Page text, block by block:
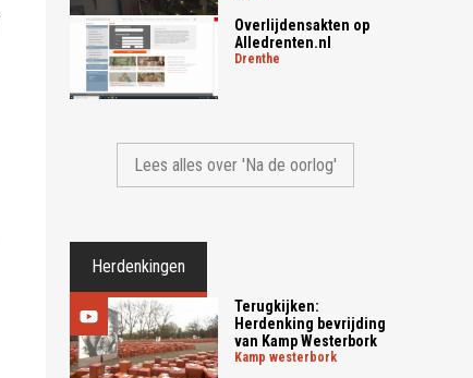
Overlijdensakten op
Alledrenten.nl
drenthe
Lees alles over 'Na de oorlog'
Herdenkingen
Terugkijken:
Herdenking bevrijding
van Kamp Westerbork
kamp westerbork